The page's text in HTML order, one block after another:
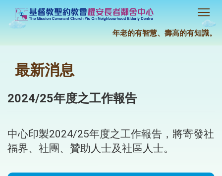
年老的有智慧、壽高的有知識。(
最新消息
2024/25年度之工作報告
中心印製2024/25年度之工作報告，將寄發社
福界、社團、贊助人士及社區人士。